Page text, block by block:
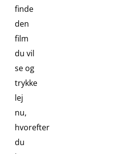
finde
den
film
du vil
se og
trykke
lej
nu,
hvorefter
du